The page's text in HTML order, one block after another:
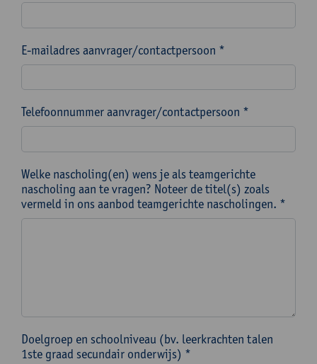
E-mailadres aanvrager/contactpersoon *
Telefoonnummer aanvrager/contactpersoon *
Welke nascholing(en) wens je als teamgerichte
nascholing aan te vragen? Noteer de titel(s) zoals
vermeld in ons aanbod teamgerichte nascholingen. *
Doelgroep en schoolniveau (bv. leerkrachten talen
1ste graad secundair onderwijs) *